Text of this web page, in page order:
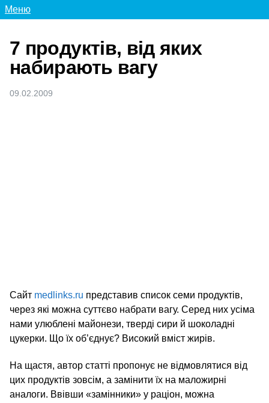
Меню
7 продуктів, від яких
набирають вагу
09.02.2009
Сайт medlinks.ru представив список семи продуктів,
через які можна суттєво набрати вагу. Серед них усіма
нами улюблені майонези, тверді сири й шоколадні
цукерки. Що їх об’єднує? Високий вміст жирів.
На щастя, автор статті пропонує не відмовлятися від
цих продуктів зовсім, а замінити їх на маложирні
аналоги. Ввівши «замінники» у раціон, можна